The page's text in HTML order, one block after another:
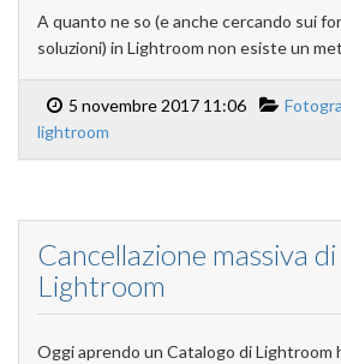
A quanto ne so (e anche cercando sui
soluzioni) in Lightroom non esiste un
5 novembre 2017 11:06
lightroom
Cancellazione massiva
Lightroom
Oggi aprendo un Catalogo di Lightroom